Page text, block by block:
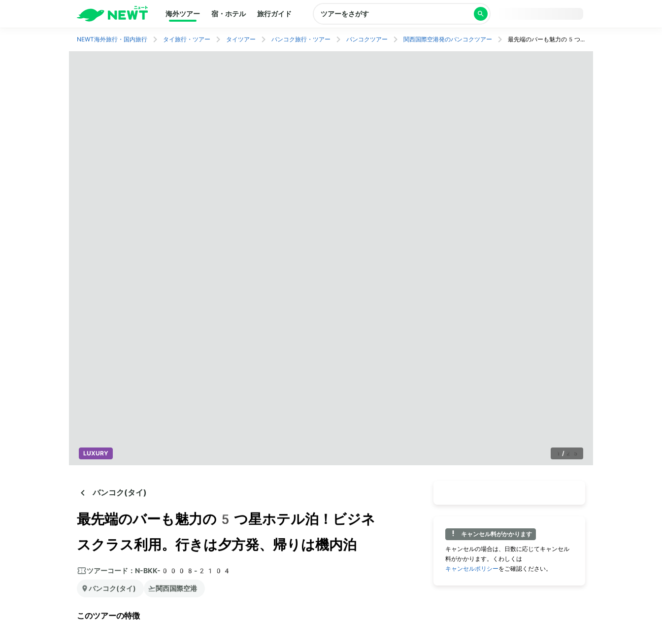
海外ツアー 宿・ホテル 旅行ガイド ツアーをさがす
NEWT海外旅行・国内旅行 タイ旅行・ツアー タイツアー バンコク旅行・ツアー バンコクツアー 関西国際空港発のバンコクツアー 最先端のバーも魅力の5つ星ホテル泊！ビジネスクラス利用。行きは夕方発、帰りは機内泊
1 / 25
LUXURY
バンコク(タイ)
最先端のバーも魅力の5つ星ホテル泊！ビジネ
スクラス利用。行きは夕方発、帰りは機内泊
ツアーコード： N-BKK-0008-2104
バンコク(タイ) 関西国際空港
このツアーの特徴
キャンセル料がかかります
キャンセルの場合は、日数に応じてキャンセル
料がかかります。くわしくは
キャンセルポリシーをご確認ください。